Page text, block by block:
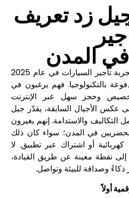
زد تعريف
المدن
يعمل جيل زد على تغيير تجربة تأجير السيارات في عام 2025
بالتكنولوجيا. فهم يرغبون في
وحجز سهل عبر الإنترنت
عكس الأجيال السابقة، يقدّر جيل
التكاليف والاستدامة. إنهم يغيرون
في المدن؛ سواء كان ذلك
كهربائية أو اشتراك عبر تطبيق. لا
نقطة معينة عن طريق القيادة،
ذكاءً وصداقة للبيئة وتواصل.